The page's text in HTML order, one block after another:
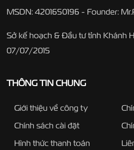
MSDN: 4201650196 - Founder:
Sở kế hoạch & Đầu tư tỉnh Khánh
07/07/2015
THÔNG TIN CHUNG
Giới thiệu về công ty
Chính sách cài đặt
Hình thức thanh toán